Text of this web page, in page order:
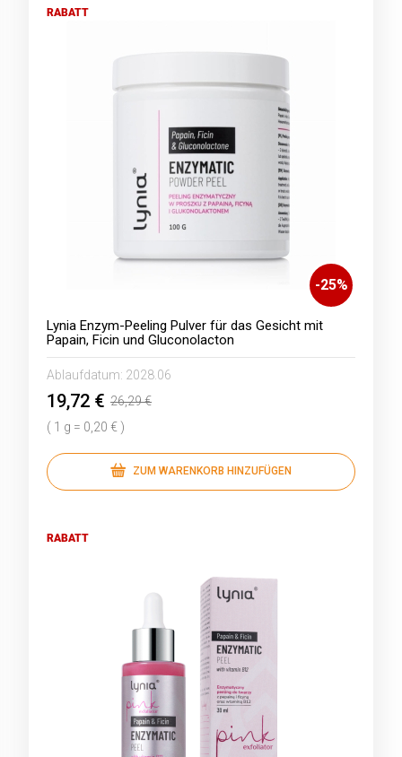
-25%
Lynia Enzym-Peeling Pulver für das Gesicht mit
Papain, Ficin und Gluconolacton
Ablaufdatum: 2028.06
19,72 € 26,29 €
( 1 g = 0,20 € )
ZUM WARENKORB HINZUFÜGEN
RABATT
RABATT